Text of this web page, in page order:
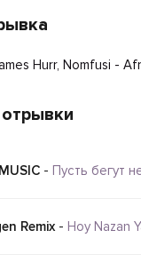
Hurr, Nomfusi -
- Пусть бегут
Remix - Hoy Nazan